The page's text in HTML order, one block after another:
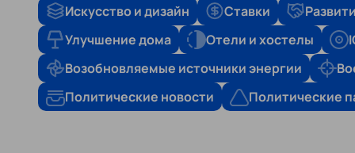
Искусство и дизайн Ставки
Улучшение дома
Отели и хостелы
Возобновляемые источники энергии
Политические новости
Политические